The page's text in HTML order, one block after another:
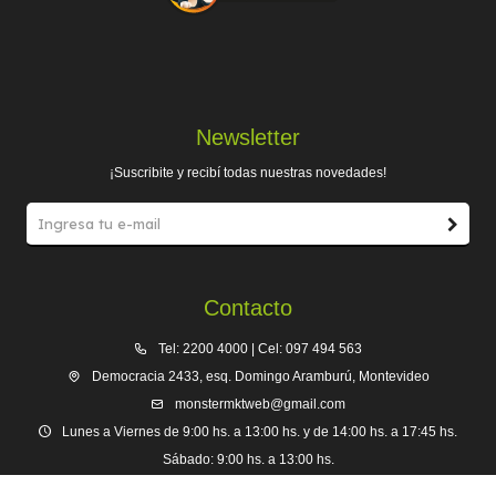
Contacto
Tel: 2200 4000 | Cel: 097 494 563
Democracia 2433, esq. Domingo Aramburú, Montevideo
monstermktweb@gmail.com
Lunes a Viernes de 9:00 hs. a 13:00 hs. y de 14:00 hs. a 17:45 hs.
Sábado: 9:00 hs. a 13:00 hs.
Newsletter
¡Suscribite y recibí todas nuestras novedades!